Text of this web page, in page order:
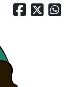
  